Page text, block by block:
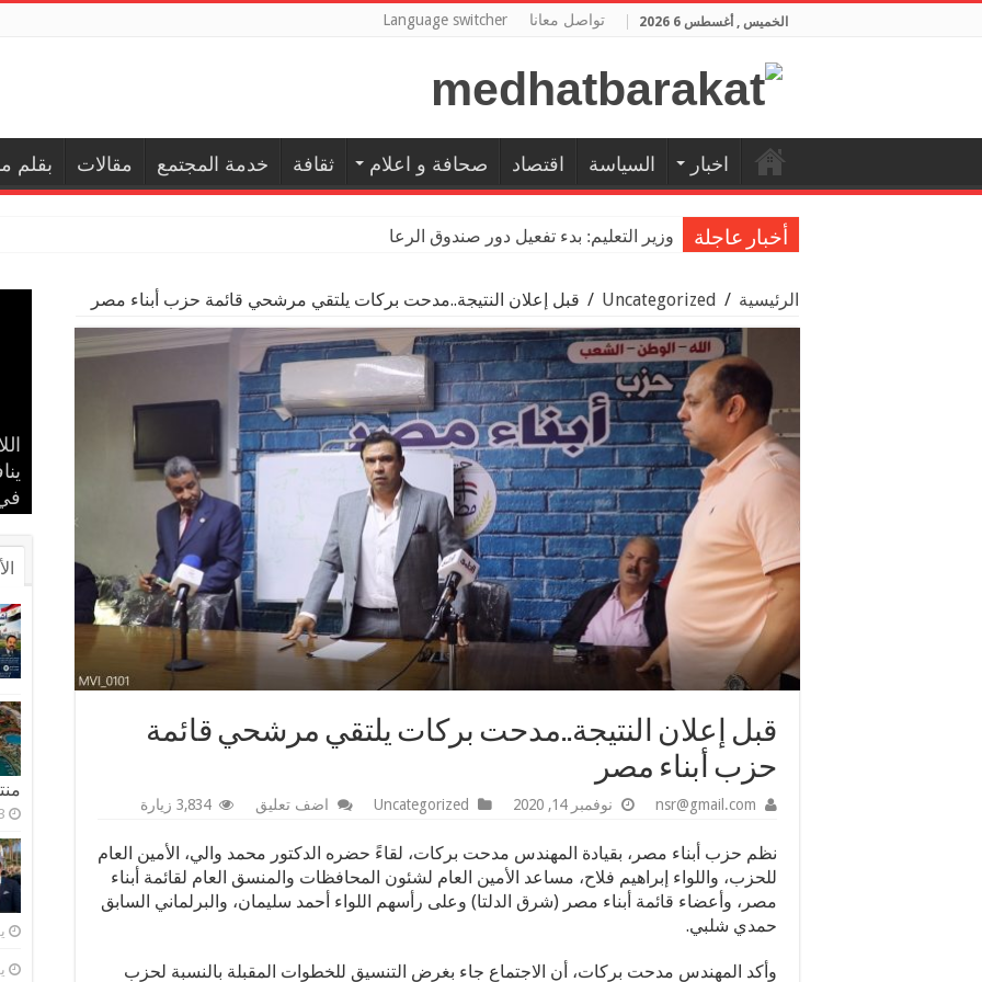
الخميس , أغسطس 6 2026 تواصل معانا Language switcher
اخبار السياسة اقتصاد صحافة و اعلام ثقافة خدمة المجتمع مقالات بقلم
أخبار عاجلة وزير التعليم: بدء تفعيل دور صندوق الرعاية الاجتماعية للمعلمين بالمهن التعليمية
الرئيسية /
Uncategorized
/ قبل إعلان النتيجة..مدحت بركات يلتقي مرشحي قائمة حزب أبناء مصر
قبل إعلان النتيجة..مدحت بركات يلتقي مرشحي قائمة
حزب أبناء مصر
nsr@gmail.com نوفمبر 14, 2020 Uncategorized اضف تعليق 3,834 زيارة
نظم حزب أبناء مصر، بقيادة المهندس مدحت بركات، لقاءً حضره الدكتور محمد والي، الأمين العام
للحزب، واللواء إبراهيم فلاح، مساعد الأمين العام لشئون المحافظات والمنسق العام لقائمة أبناء
مصر، وأعضاء قائمة أبناء مصر (شرق الدلتا) وعلى رأسهم اللواء أحمد سليمان، والبرلماني السابق
حمدي شلبي.
وأكد المهندس مدحت بركات، أن الاجتماع جاء بغرض التنسيق للخطوات المقبلة بالنسبة لحزب